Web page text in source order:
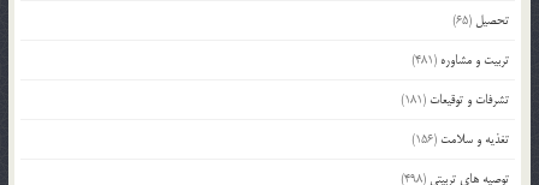
تحصیل (65)
تربیت و مشاوره (481)
تشرفات و توقیعات (181)
تغذیه و سلامت (156)
توصیه های تربیتی (498)